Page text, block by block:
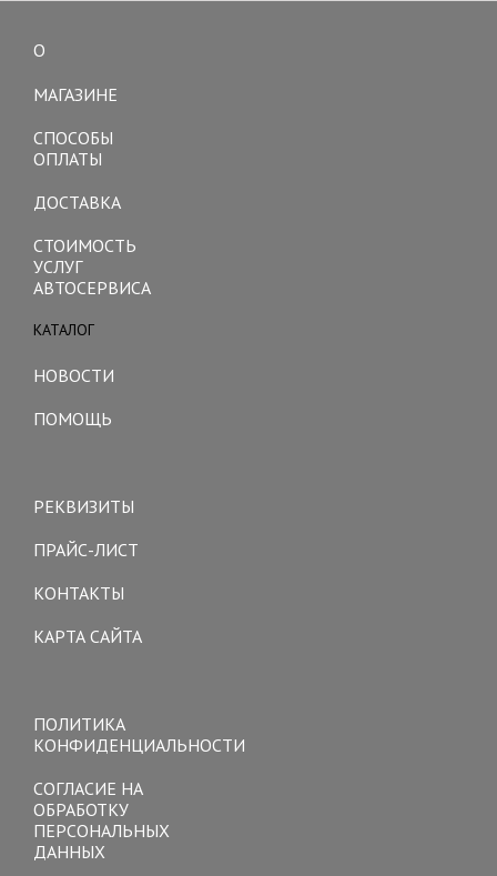
О
МАГАЗИНЕ
СПОСОБЫ
ОПЛАТЫ
ДОСТАВКА
СТОИМОСТЬ
УСЛУГ
АВТОСЕРВИСА
КАТАЛОГ
НОВОСТИ
ПОМОЩЬ
РЕКВИЗИТЫ
ПРАЙС-ЛИСТ
КОНТАКТЫ
КАРТА САЙТА
ПОЛИТИКА
КОНФИДЕНЦИАЛЬНОСТИ
СОГЛАСИЕ НА
ОБРАБОТКУ
ПЕРСОНАЛЬНЫХ
ДАННЫХ